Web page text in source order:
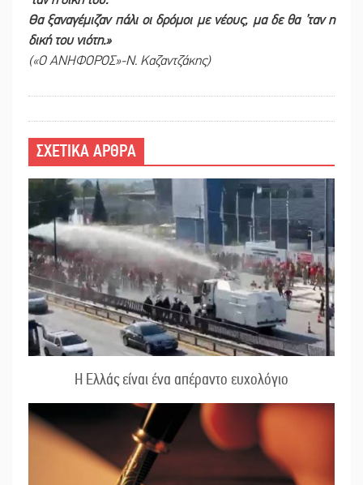
Θα ξαναγέμιζαν πάλι οι δρόμοι με νέους, μα δε θα ’ταν η
δική του νιότη.»
(«Ο ΑΝΗΦΟΡΟΣ»-Ν. Καζαντζάκης)
ΣΧΕΤΙΚΑ ΑΡΘΡΑ
Η Ελλάς είναι ένα απέραντο ευχολόγιο